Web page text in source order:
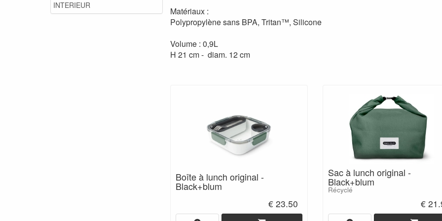
INTERIEUR
Matériaux :
Polypropylène sans BPA, Tritan™, Silicone
Volume : 0,9L
H 21 cm - diam. 12 cm
Boîte à lunch original -
Black+blum
€ 23.50
Sac à lunch original -
Black+blum
Récyclé
€